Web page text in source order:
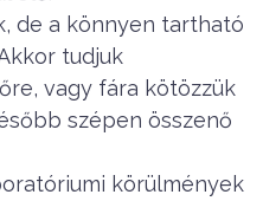
de a könnyen tartható
tudjuk
vagy fára kötözzük
szépen összenő
körülmények